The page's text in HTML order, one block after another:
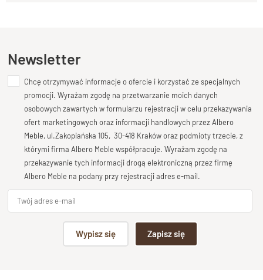
lakierem z dbałością o detale
niepowtarzalny charakter i naturalne piękno drewna.
Wysokie oparcie z profilowanymi
szczeblami
Krzesło posiadawysokie oparcie z ergonomicznie
wyprofilowanymi szczeblami
, które idealnie podpierają
odcinek lędźwiowy kręgosłupa.
Zapewnia to wygodę i stabilne podparcie podczas długiego
siedzenia – zarówno przy stole w jadalni, jak i w salonie.
100% drewno lite – trwałość i
Dodaj opinię o produkcie
Twoja ocena
Bardzo dobry
Twoja opinia o produkcie
Podpis
Newsletter
Chcę otrzymywać informacje o ofercie i korzystać ze specjalnych
promocji. Wyrażam zgodę na przetwarzanie moich danych
osobowych zawartych w formularzu rejestracji w celu przekazywania
ofert marketingowych oraz informacji handlowych przez Albero
Meble, ul.Zakopiańska 105, 30-418 Kraków oraz podmioty trzecie, z
którymi firma Albero Meble współpracuje. Wyrażam zgodę na
przekazywanie tych informacji drogą elektroniczną przez firmę
Albero Meble na podany przy rejestracji adres e-mail.
Wypisz się Zapisz się